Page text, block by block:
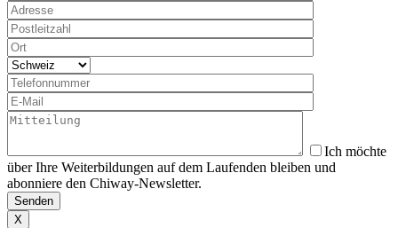
Ich möchte
über Ihre Weiterbildungen auf dem Laufenden bleiben und
abonniere den Chiway-Newsletter.
X